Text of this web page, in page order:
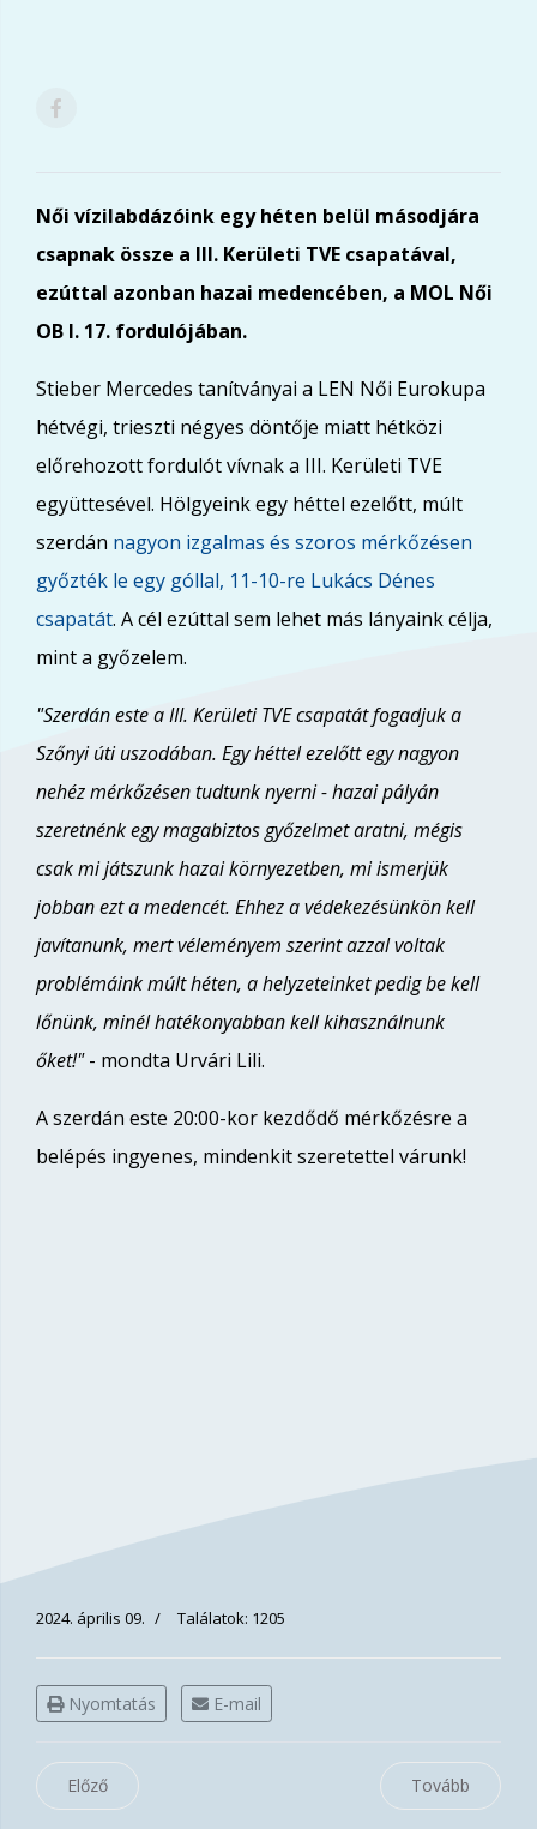
Női vízilabdázóink egy héten belül másodjára
csapnak össze a III. Kerületi TVE csapatával,
ezúttal azonban hazai medencében, a MOL Női
OB I. 17. fordulójában.
Stieber Mercedes tanítványai a LEN Női Eurokupa
hétvégi, trieszti négyes döntője miatt hétközi
előrehozott fordulót vívnak a III. Kerületi TVE
együttesével. Hölgyeink egy héttel ezelőtt, múlt
szerdán nagyon izgalmas és szoros mérkőzésen
győzték le egy góllal, 11-10-re Lukács Dénes
csapatát. A cél ezúttal sem lehet más lányaink célja,
mint a győzelem.
"Szerdán este a III. Kerületi TVE csapatát fogadjuk a
Szőnyi úti uszodában. Egy héttel ezelőtt egy nagyon
nehéz mérkőzésen tudtunk nyerni - hazai pályán
szeretnénk egy magabiztos győzelmet aratni, mégis
csak mi játszunk hazai környezetben, mi ismerjük
jobban ezt a medencét. Ehhez a védekezésünkön kell
javítanunk, mert véleményem szerint azzal voltak
problémáink múlt héten, a helyzeteinket pedig be kell
lőnünk, minél hatékonyabban kell kihasználnunk
őket!"- mondta Urvári Lili.
A szerdán este 20:00-kor kezdődő mérkőzésre a
belépés ingyenes, mindenkit szeretettel várunk!
2024. április 09. Találatok: 1205
Nyomtatás E-mail
Előző Tovább